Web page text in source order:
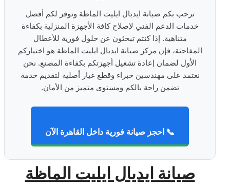
ترحب بكم صيانة ايديال ايليت الماظة وتوفر لكم أفضل
خدمات الدعم الفني لإصلاح كافة الأجهزة المنزلية بكفاءة
متناهية. إذا كنتم تبحثون عن حلول فورية للأعطال
المفاجئة، فإن مركز صيانة ايديال ايليت الماظة هو اختياركم
الأول لضمان إعادة تشغيل أجهزتكم بكفاءة المصنع. نحن
نعتمد على مهندسين خبراء وقطع غيار أصلية لتقديم خدمة
تضمن راحة بالكم ومستوى متميز من الأمان.
📞 احجز صيانة فورية داخل القاهرة الآن
صيانة ايديال ايليت الماظة